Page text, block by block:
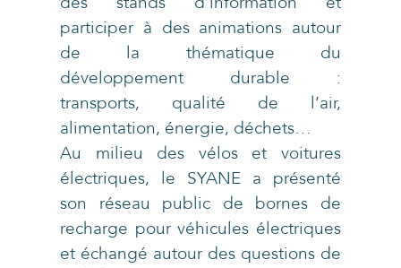
participer à des animations autour
de la thématique du
développement durable :
transports, qualité de l’air,
alimentation, énergie, déchets…
Au milieu des vélos et voitures
électriques, le SYANE a présenté
son réseau public de bornes de
recharge pour véhicules électriques
et échangé autour des questions de